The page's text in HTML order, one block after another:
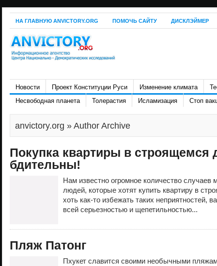
НА ГЛАВНУЮ ANVICTORY.ORG ПОМОЧЬ САЙТУ ДИСКЛЭЙМЕР
Новости Проект Конституции Руси Изменение климата
Несвободная планета
Толерастия Исламизация Стоп
anvictory.org » Author Archive
Покупка квартиры в строящемся
бдительны!
Нам известно огромное количество случаев
людей, которые хотят купить квартиру в
хоть как-то избежать таких неприятностей,
всей серьезностью и щепетильностью...
Пляж Патонг
Пхукет славится своими необычными